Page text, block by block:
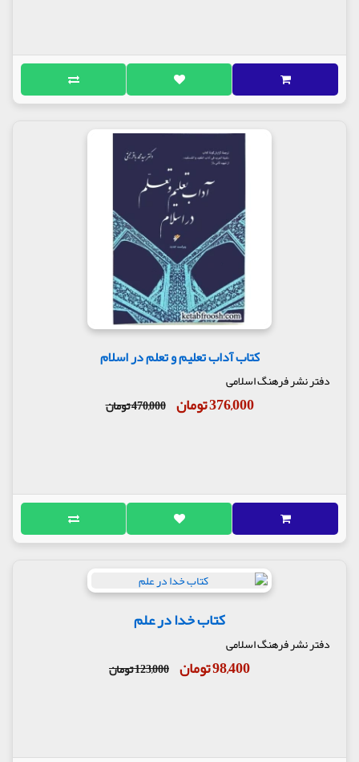
کتاب آداب تعلیم و تعلم در اسلام
دفتر نشر فرهنگ اسلامی
376,000 تومان 470,000 تومان
کتاب خدا در علم
دفتر نشر فرهنگ اسلامی
98,400 تومان 123,000 تومان